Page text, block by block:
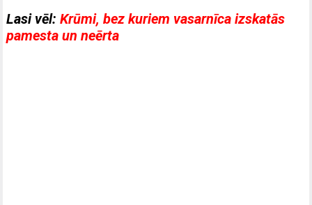
Lasi vēl:Krūmi, bez kuriem vasarnīca izskatās
pamesta un neērta